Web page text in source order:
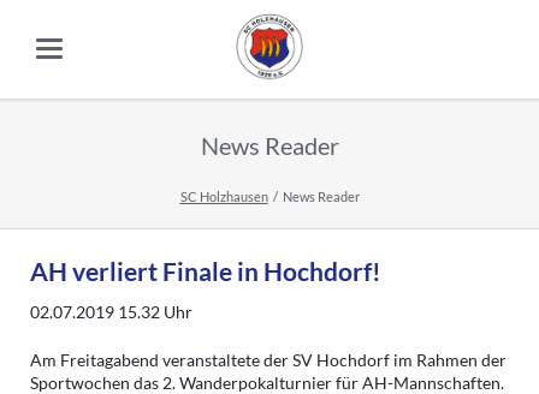
News Reader
SC Holzhausen News Reader
AH verliert Finale in Hochdorf!
02.07.2019 15.32Uhr
Am Freitagabend veranstaltete der SV Hochdorf im Rahmen der
Sportwochen das 2. Wanderpokalturnier für AH-Mannschaften.